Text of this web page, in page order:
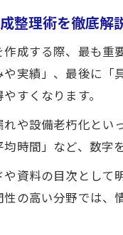
整理術を徹底解
成する際、最も重
実績」、最後に「
すくなります。
や設備老朽化とい
時間」など、数字
資料の目次として
の高い分野では、